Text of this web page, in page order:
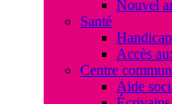
Nouvel
Santé
Handicap
Accès
Centre
Aide